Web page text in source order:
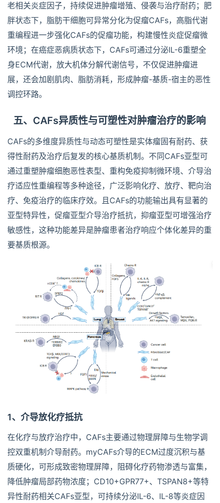
老相关炎症因子，持续促进肿瘤增殖、侵袭与治疗耐药；肥
胖状态下，脂肪干细胞可异常分化为促瘤CAFs，高脂代谢
重编程进一步强化CAFs的促瘤功能，构建慢性炎症促瘤微
环境；在癌症恶病质状态下，CAFs可通过分泌IL-6重塑全
身ECM代谢，放大机体分解代谢信号，不仅促进肿瘤进
展，还会加剧肌肉、脂肪消耗，形成肿瘤-基质-宿主的恶性
调控环路。
五、CAFs异质性与可塑性对肿瘤治疗的影响
CAFs的多维度异质性与动态可塑性是实体瘤固有耐药、获
得性耐药及治疗后复发的核心基质机制。不同CAFs亚型可
通过重塑肿瘤细胞恶性表型、重构免疫抑制微环境、介导治
疗适应性重编程等多种途径，广泛影响化疗、放疗、靶向治
疗、免疫治疗的临床疗效。且CAFs的功能输出具有显著的
亚型特异性，促瘤亚型介导治疗抵抗，抑瘤亚型可增强治疗
敏感性，这种功能差异是肿瘤患者治疗响应个体化差异的重
要基质根源。
1、介导放化疗抵抗
在化疗与放疗治疗中，CAFs主要通过物理屏障与生物学调
控双重机制介导耐药。myCAFs介导的ECM过度沉积与基
质硬化，可形成致密物理屏障，阻碍化疗药物渗透与富集，
降低肿瘤局部药物浓度；CD10+GPR77+、TSPAN8+等特
异性耐药相关CAFs亚型，可持续分泌IL-6、IL-8等炎症因